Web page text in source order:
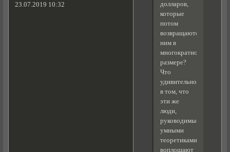
23.07.2019 10:32
долларов,
которые
потом
возвращаютсяк
ним в
многократном
размере?
Что
удивительного
в том, что
эти же
люди,
руководимые
умными
теоретиками
воплощают